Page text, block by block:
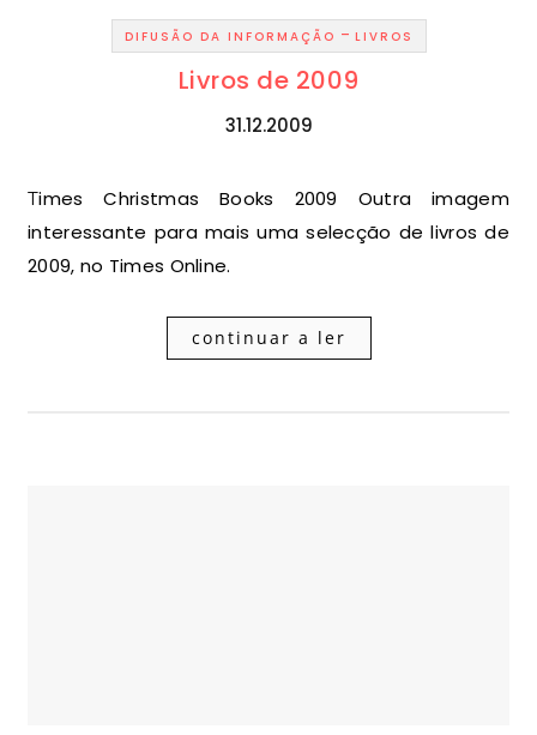
DIFUSÃO DA INFORMAÇÃO - LIVROS
Livros de 2009
31.12.2009
Times Christmas Books 2009 Outra imagem
interessante para mais uma selecção de livros de
2009, no Times Online.
continuar a ler